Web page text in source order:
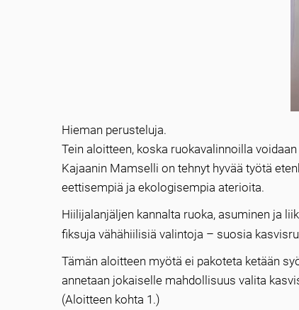
Hieman perusteluja.
Tein aloitteen, koska ruokavalinnoilla
Kajaanin Mamselli on tehnyt hyvää työtä
eettisempiä ja ekologisempia aterioita.
Hiilijalanjäljen kannalta ruoka, asuminen ja
fiksuja vähähiilisiä valintoja – suosia
Tämän aloitteen myötä ei pakoteta ketään
annetaan jokaiselle mahdollisuus valita
(Aloitteen kohta 1.)